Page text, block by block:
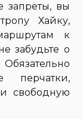
запреты, вы
Хайку,
к
забудьте о
перчатки,
свободную